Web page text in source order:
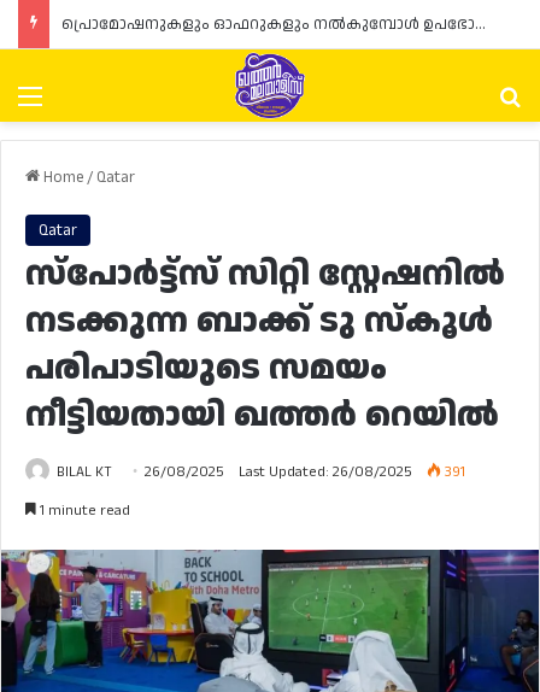
പ്രൊമോഷനുകളും ഓഫറുകളും നൽകുമ്പോൾ ഉപഭോക്താക്കളുടെ അവകാശങ്ങൾ ഉറപ്പാക്കണമെന്ന് ഖത്തർ വാണിജ്യ വ്യവസായ മന്ത്രാലയത്തിന്റെ (MoCI) നിർദ്ദേശം
Menu
Home/ Qatar
Qatar
സ്പോർട്ട്സ് സിറ്റി സ്റ്റേഷനിൽ
നടക്കുന്ന ബാക്ക് ടു സ്‌കൂൾ
പരിപാടിയുടെ സമയം
നീട്ടിയതായി ഖത്തർ റെയിൽ
BILAL KT 26/08/2025 Last Updated: 26/08/2025
391
1 minute read